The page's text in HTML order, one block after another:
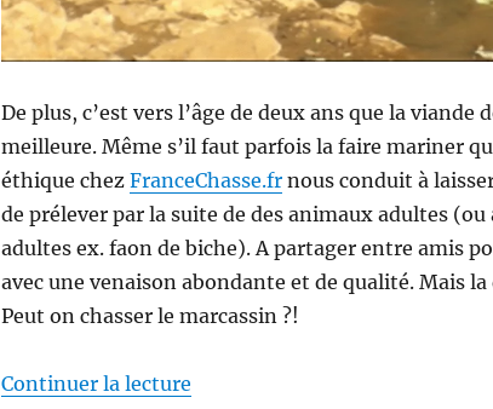
De plus, c’est vers l’âge de deux ans que la viande
meilleure. Même s’il faut parfois la faire mariner
éthique chez FranceChasse.frnous conduit à
de prélever par la suite de des animaux adultes
adultes ex. faon de biche). A partager entre amis
avec une venaison abondante et de qualité. Mais
Peut on chasser le marcassin ?!
Continuer la lecturede « Peut on chasser le